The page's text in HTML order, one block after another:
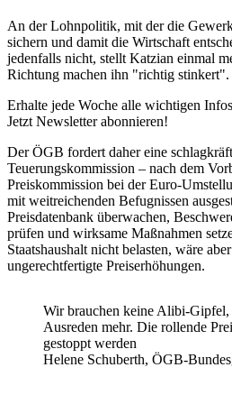
An der Lohnpolitik, mit der die
sichern und damit die Wirtschaft
jedenfalls nicht, stellt Katzian einmal
Richtung machen ihn "richtig stinkert".
Erhalte jede Woche alle wichtigen
Jetzt Newsletter abonnieren!
Der ÖGB fordert daher eine
Teuerungskommission – nach dem
Preiskommission bei der Euro-
mit weitreichenden Befugnissen
Preisdatenbank überwachen,
prüfen und wirksame Maßnahmen
Staatshaushalt nicht belasten, wäre
ungerechtfertigte Preiserhöhungen.
Wir brauchen keine Alibi-
Ausreden mehr. Die rollende
gestoppt werden
Helene Schuberth, ÖGB-